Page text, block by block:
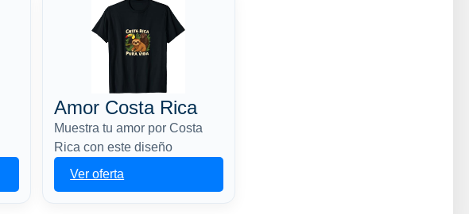
Amor Costa Rica
Muestra tu amor por Costa
Rica con este diseño
Ver oferta